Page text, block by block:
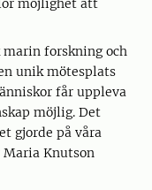
möjlighet att
marin forskning och
unik mötesplats
får uppleva
möjlig. Det
gjorde på våra
Maria Knutson